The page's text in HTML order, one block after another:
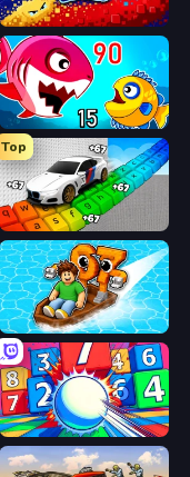
Liquid Swarm
Fish Eat Getting Big
Top
Float for Brainrots
Entropy